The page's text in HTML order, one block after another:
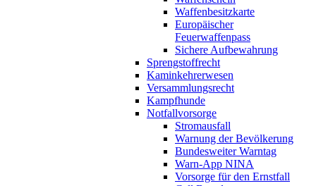
Waffenbesitzkarte
Europäischer
Feuerwaffenpass
Sichere Aufbewahrung
Sprengstoffrecht
Kaminkehrerwesen
Versammlungsrecht
Kampfhunde
Notfallvorsorge
Stromausfall
Warnung der Bevölkerung
Bundesweiter Warntag
Warn-App NINA
Vorsorge für den Ernstfall